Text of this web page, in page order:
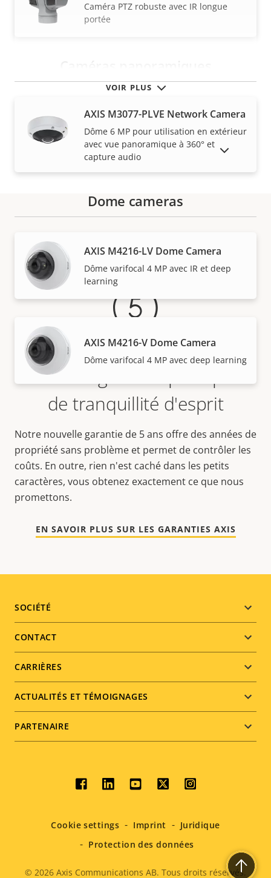
VOIR PLUS
Caméra PTZ robuste avec IR longue
portée
AXIS M3077-PLVE Network Camera
Dôme 6 MP pour utilisation en extérieur
avec vue panoramique à 360° et
capture audio
Dome cameras
AXIS M4216-LV Dome Camera
Dôme varifocal 4 MP avec IR et deep
learning
AXIS M4216-V Dome Camera
Dôme varifocal 4 MP avec deep learning
AFFICHER LES PRODUITS ABANDONNÉS
Garantie
5 ans de garantie pour plus
de tranquillité d'esprit
Notre nouvelle garantie de 5 ans offre des années de
propriété sans problème et permet de contrôler les
coûts. En outre, rien n'est caché dans les petits
caractères, vous obtenez exactement ce que nous
promettons.
EN SAVOIR PLUS SUR LES GARANTIES AXIS
Footer
menu
SOCIÉTÉ
CONTACT
CARRIÈRES
ACTUALITÉS ET TÉMOIGNAGES
PARTENAIRE
Social
menu
© 2026 Axis Communications AB. Tous droits réservés.
Cookie settings Imprint
Juridique
Protection des données